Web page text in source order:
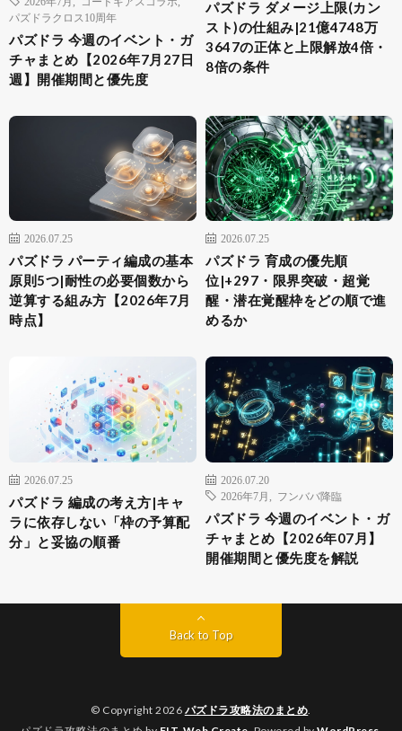
パズドラクロス10周年
パズドラ 今週のイベント・ガ
チャまとめ【2026年7月27日
週】開催期間と優先度
パズドラ ダメージ上限(カン
スト)の仕組み|21億4748万
3647の正体と上限解放4倍・
8倍の条件
2026.07.25
パズドラ パーティ編成の基本
原則5つ|耐性の必要個数から
逆算する組み方【2026年7月
時点】
2026.07.25
パズドラ 育成の優先順
位|+297・限界突破・超覚
醒・潜在覚醒枠をどの順で進
めるか
2026.07.25
パズドラ 編成の考え方|キャ
ラに依存しない「枠の予算配
分」と妥協の順番
2026.07.20
2026年7月
フンババ降臨
パズドラ 今週のイベント・ガ
チャまとめ【2026年07月】
開催期間と優先度を解説
Back to Top
© Copyright 2026 パズドラ攻略法のまとめ